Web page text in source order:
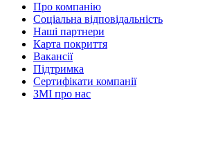
Про компанію
Соціальна відповідальність
Наші партнери
Карта покриття
Вакансії
Підтримка
Сертифікати компанії
ЗМІ про нас